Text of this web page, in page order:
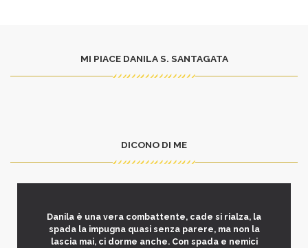
MI PIACE DANILA S. SANTAGATA
DICONO DI ME
Danila è una vera combattente, cade si rialza, la
spada la impugna quasi senza parere, ma non la
lascia mai, ci dorme anche. Con spada e nemici